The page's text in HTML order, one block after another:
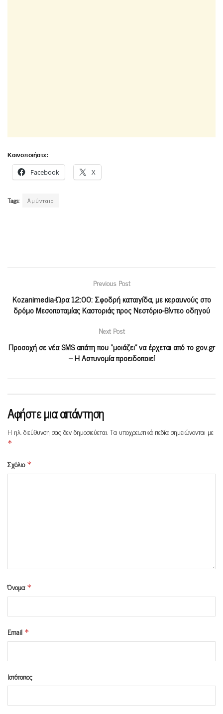
Κοινοποιήστε:
Facebook X
Tags: Αμύνταιο
Previous Post
Kozanimedia-Ώρα 12:00: Σφοδρή καταιγίδα, με κεραυνούς στο
δρόμο Μεσοποταμίας Καστοριάς προς Νεστόριο-Βίντεο οδηγού
Next Post
Προσοχή σε νέα SMS απάτη που “μοιάζει” να έρχεται από το gov.gr
– Η Αστυνομία προειδοποιεί
Αφήστε μια απάντηση
Η ηλ. διεύθυνση σας δεν δημοσιεύεται.Τα υποχρεωτικά πεδία σημειώνονται με
*
Σχόλιο *
Όνομα *
Email *
Ιστότοπος